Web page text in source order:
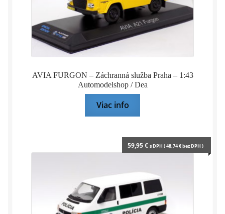
AVIA FURGON – Záchranná služba Praha – 1:43
Automodelshop / Dea
Viac info
59,95€ s DPH (48,74€bez DPH )